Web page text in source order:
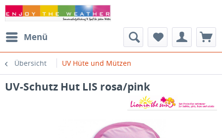
Menü
Übersicht UV Hüte und Mützen
UV-Schutz Hut LIS rosa/pink